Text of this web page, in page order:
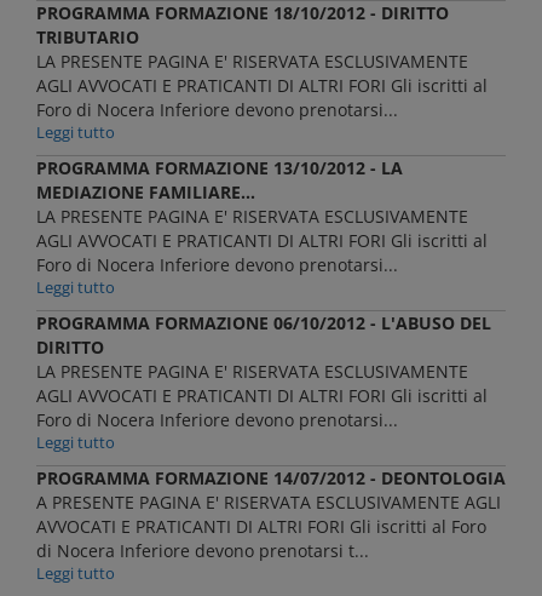
PROGRAMMA FORMAZIONE 18/10/2012 - DIRITTO
TRIBUTARIO
LA PRESENTE PAGINA E' RISERVATA ESCLUSIVAMENTE
AGLI AVVOCATI E PRATICANTI DI ALTRI FORI Gli iscritti al
Foro di Nocera Inferiore devono prenotarsi...
Leggi tutto
PROGRAMMA FORMAZIONE 13/10/2012 - LA
MEDIAZIONE FAMILIARE...
LA PRESENTE PAGINA E' RISERVATA ESCLUSIVAMENTE
AGLI AVVOCATI E PRATICANTI DI ALTRI FORI Gli iscritti al
Foro di Nocera Inferiore devono prenotarsi...
Leggi tutto
PROGRAMMA FORMAZIONE 06/10/2012 - L'ABUSO DEL
DIRITTO
LA PRESENTE PAGINA E' RISERVATA ESCLUSIVAMENTE
AGLI AVVOCATI E PRATICANTI DI ALTRI FORI Gli iscritti al
Foro di Nocera Inferiore devono prenotarsi...
Leggi tutto
PROGRAMMA FORMAZIONE 14/07/2012 - DEONTOLOGIA
A PRESENTE PAGINA E' RISERVATA ESCLUSIVAMENTE AGLI
AVVOCATI E PRATICANTI DI ALTRI FORI Gli iscritti al Foro
di Nocera Inferiore devono prenotarsi t...
Leggi tutto